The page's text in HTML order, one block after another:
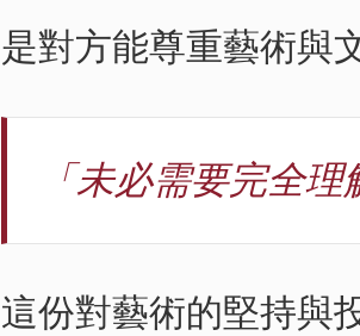
是對方能尊重藝術與
「未必需要完全
這份對藝術的堅持與